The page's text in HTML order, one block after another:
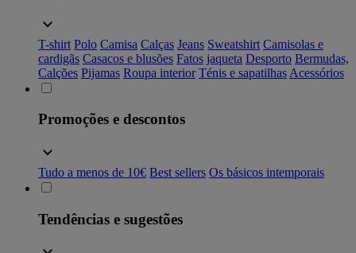
T-shirt Polo Camisa Calças Jeans Sweatshirt Camisolas e
cardigãs Casacos e blusões Fatos jaqueta Desporto Bermudas,
Calções Pijamas Roupa interior Ténis e sapatilhas Acessórios
Promoções e descontos
Tudo a menos de 10€ Best sellers Os básicos intemporais
Tendências e sugestões